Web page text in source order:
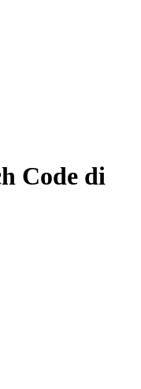
Code di